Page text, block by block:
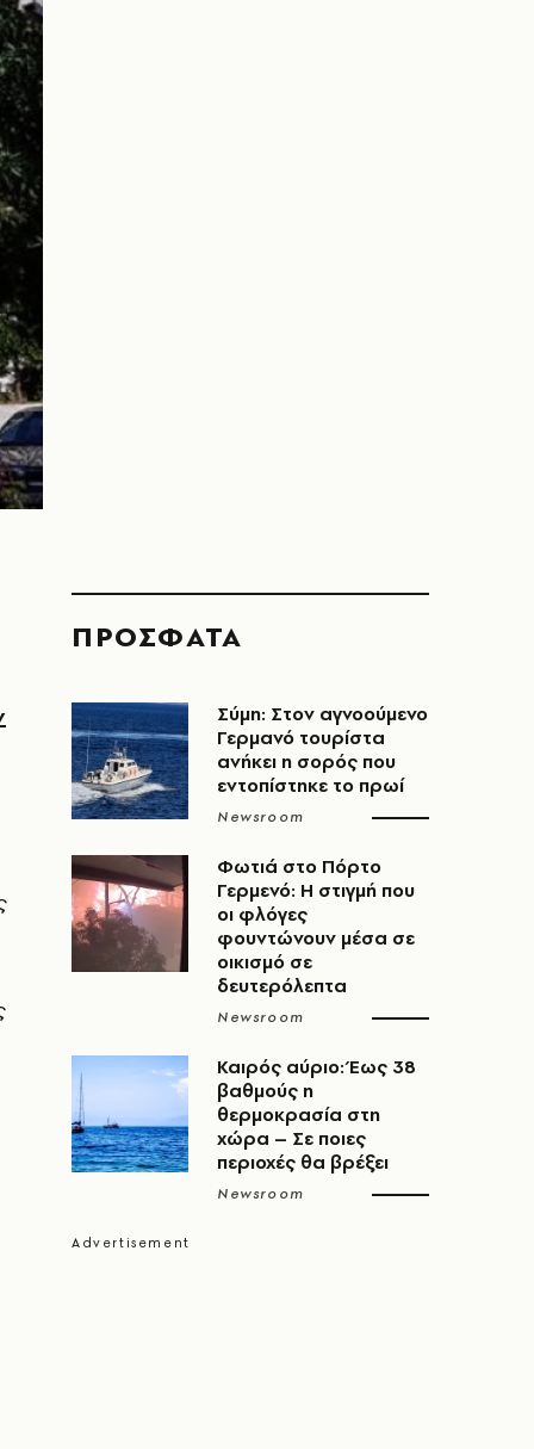
ΠΡΟΣΦΑΤΑ
Σύμη: Στον αγνοούμενο
Γερμανό τουρίστα
ανήκει η σορός που
εντοπίστηκε το πρωί
Newsroom
Φωτιά στο Πόρτο
Γερμενό: Η στιγμή που
οι φλόγες
φουντώνουν μέσα σε
οικισμό σε
δευτερόλεπτα
Newsroom
Καιρός αύριο: Έως 38
βαθμούς η
θερμοκρασία στη
χώρα – Σε ποιες
περιοχές θα βρέξει
Newsroom